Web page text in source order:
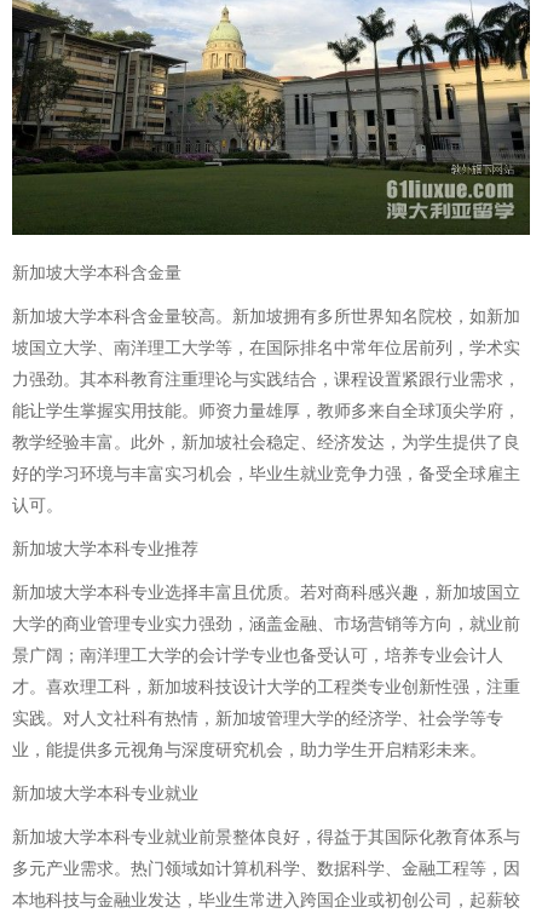
新加坡大学本科含金量
新加坡大学本科含金量较高。新加坡拥有多所世界知名院校，如新加
坡国立大学、南洋理工大学等，在国际排名中常年位居前列，学术实
力强劲。其本科教育注重理论与实践结合，课程设置紧跟行业需求，
能让学生掌握实用技能。师资力量雄厚，教师多来自全球顶尖学府，
教学经验丰富。此外，新加坡社会稳定、经济发达，为学生提供了良
好的学习环境与丰富实习机会，毕业生就业竞争力强，备受全球雇主
认可。
新加坡大学本科专业推荐
新加坡大学本科专业选择丰富且优质。若对商科感兴趣，新加坡国立
大学的商业管理专业实力强劲，涵盖金融、市场营销等方向，就业前
景广阔；南洋理工大学的会计学专业也备受认可，培养专业会计人
才。喜欢理工科，新加坡科技设计大学的工程类专业创新性强，注重
实践。对人文社科有热情，新加坡管理大学的经济学、社会学等专
业，能提供多元视角与深度研究机会，助力学生开启精彩未来。
新加坡大学本科专业就业
新加坡大学本科专业就业前景整体良好，得益于其国际化教育体系与
多元产业需求。热门领域如计算机科学、数据科学、金融工程等，因
本地科技与金融业发达，毕业生常进入跨国企业或初创公司，起薪较